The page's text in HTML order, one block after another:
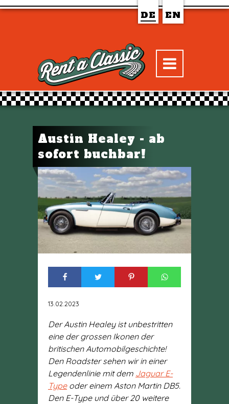
DE EN
Austin Healey - ab
sofort buchbar!
13.02.2023
Der Austin Healey ist unbestritten
eine der grossen Ikonen der
britischen Automobilgeschichte!
Den Roadster sehen wir in einer
Legendenlinie mit dem Jaguar E-
Typeoder einem Aston Martin DB5.
Den E-Type und über 20 weitere